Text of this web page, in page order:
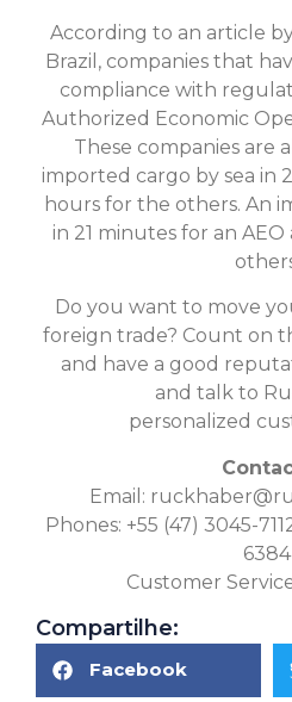
According to an article
Brazil, companies that
compliance with
Authorized Economic
These companies are
imported cargo by sea in
hours for the others. An
in 21 minutes for an
Do you want to move
foreign trade? Count on
and have a good
and talk to
personalized
Email:
Phones: +55 (47) 3045-
6384
Customer
Compartilhe:
Facebook